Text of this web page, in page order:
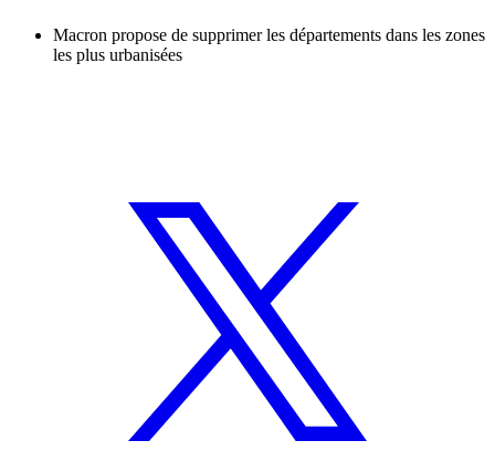
Macron propose de supprimer les départements dans les zones
les plus urbanisées